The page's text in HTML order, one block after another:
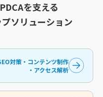
を支える
ソリューション
対策・コンテンツ制作
・アクセス解析